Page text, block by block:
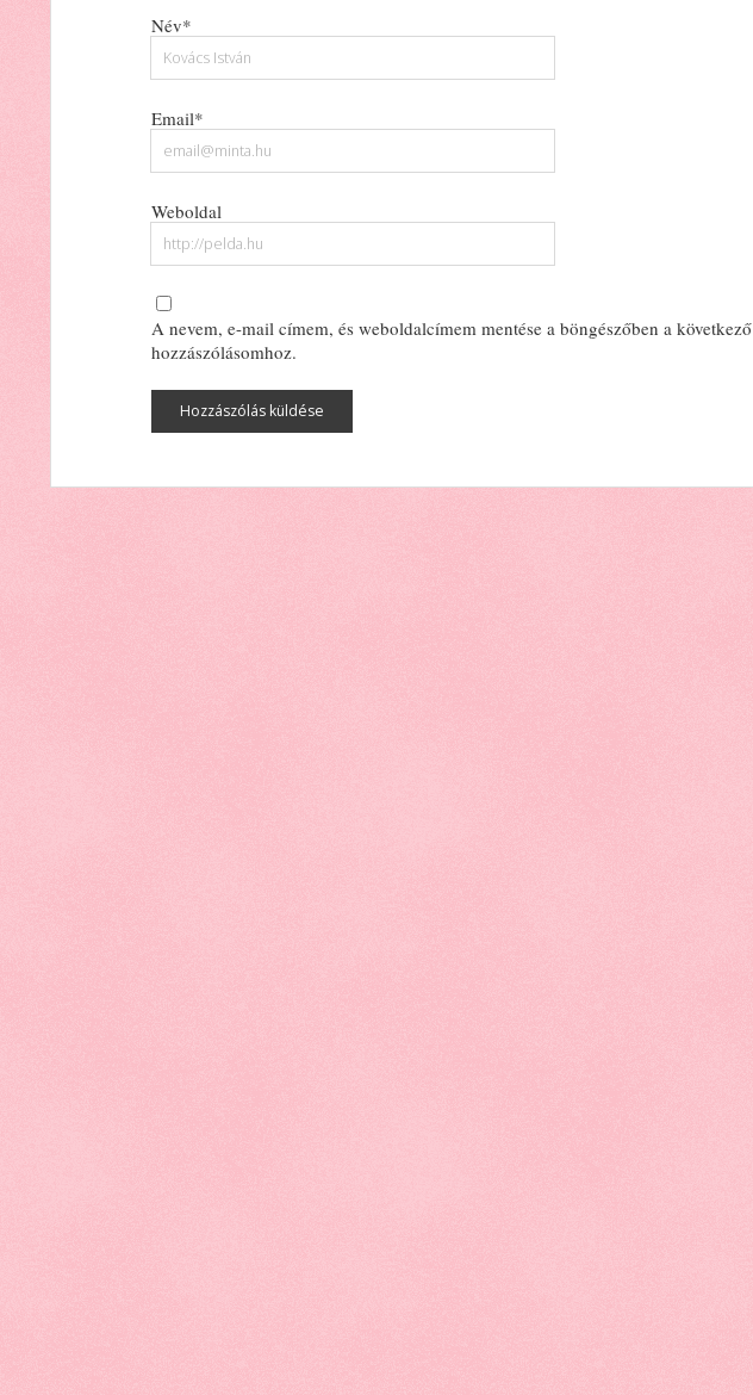
Név*
Email*
Weboldal
A nevem, e-mail címem, és weboldalcímem mentése a böngészőben a következő
hozzászólásomhoz.